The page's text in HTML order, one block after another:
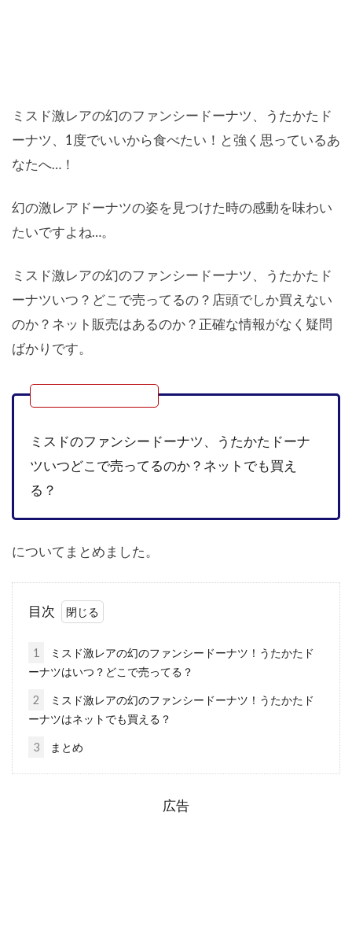
ミスド激レアの幻のファンシードーナツ、うたかたド
ーナツ、1度でいいから食べたい！と強く思っているあ
なたへ…！
幻の激レアドーナツの姿を見つけた時の感動を味わい
たいですよね…。
ミスド激レアの幻のファンシードーナツ、うたかたド
ーナツいつ？どこで売ってるの？店頭でしか買えない
のか？ネット販売はあるのか？正確な情報がなく疑問
ばかりです。
ミスドのファンシードーナツ、うたかたドーナ
ツいつどこで売ってるのか？ネットでも買え
る？
についてまとめました。
目次
1
ミスド激レアの幻のファンシードーナツ！うたかたド
ーナツはいつ？どこで売ってる？
2
ミスド激レアの幻のファンシードーナツ！うたかたド
ーナツはネットでも買える？
3 まとめ
広告